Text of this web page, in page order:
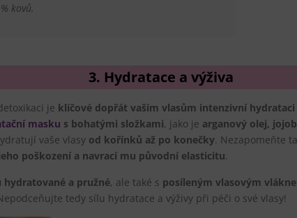
kovů.
3. Hydratace a výživa
je klíčové dopřát vašim vlasům intenzivní hydrataci
masku s bohatými složkami, jako je arganový olej,
vaše vlasy od kořínků až po konečky. Nezapomeňte
poškození a navrací mu původní elasticitu.
hydratované a pružné, ale také s posíleným vlasovým
tedy sílu hydratace a výživy při péči o své vlasy!